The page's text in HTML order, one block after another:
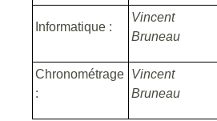
Informatique :
Vincent
Bruneau
Chronométrage
:
Vincent
Bruneau